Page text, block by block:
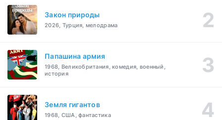
Закон природы
2026, Турция, мелодрама
Папашина армия
1968, Великобритания, комедия, военный,
история
Земля гигантов
1968, США, фантастика